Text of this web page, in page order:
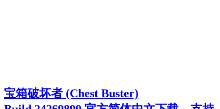
宝箱破坏者 (Chest Buster)